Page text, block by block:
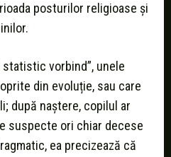
posturilor religioase și
statistic vorbind”, unele
din evoluție, sau care
după naștere, copilul ar
suspecte ori chiar decese
ea precizează că